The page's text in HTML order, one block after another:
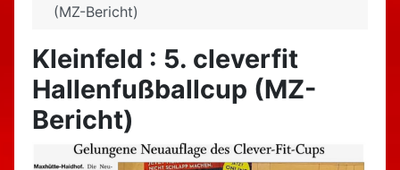
(MZ-Bericht)
Kleinfeld : 5. cleverfit
Hallenfußballcup (MZ-
Bericht)